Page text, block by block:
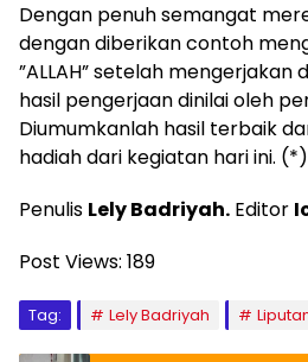
Dengan penuh semangat
dengan diberikan contoh
”ALLAH” setelah mengerjakan
hasil pengerjaan dinilai oleh
Diumumkanlah hasil terbaik
hadiah dari kegiatan hari ini. (*)
Penulis Lely Badriyah. Editor
Post Views: 189
Tag: Lely Badriyah